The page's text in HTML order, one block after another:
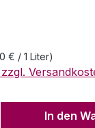
€ / 1 Liter)
GibIn den